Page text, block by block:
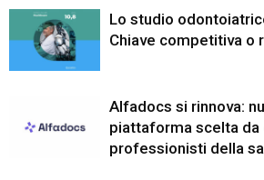
Lo studio
Chiave competitiva o
Alfadocs si rinnova:
piattaforma scelta da
professionisti della